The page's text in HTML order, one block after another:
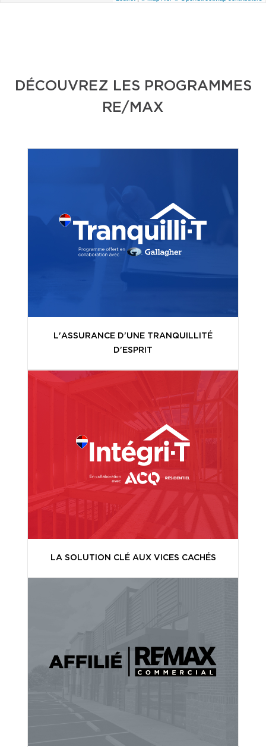
DÉCOUVREZ LES PROGRAMMES
RE/MAX
L'ASSURANCE D'UNE TRANQUILLITÉ
D'ESPRIT
LA SOLUTION CLÉ AUX VICES CACHÉS